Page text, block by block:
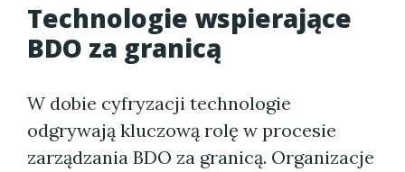
Technologie wspierające
BDO za granicą
W dobie cyfryzacji technologie
odgrywają kluczową rolę w procesie
zarządzania BDO za granicą. Organizacje